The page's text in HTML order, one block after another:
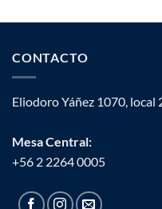
CONTACTO
Eliodoro Yáñez 1070, local
Mesa Central:
+56 2 2264 0005